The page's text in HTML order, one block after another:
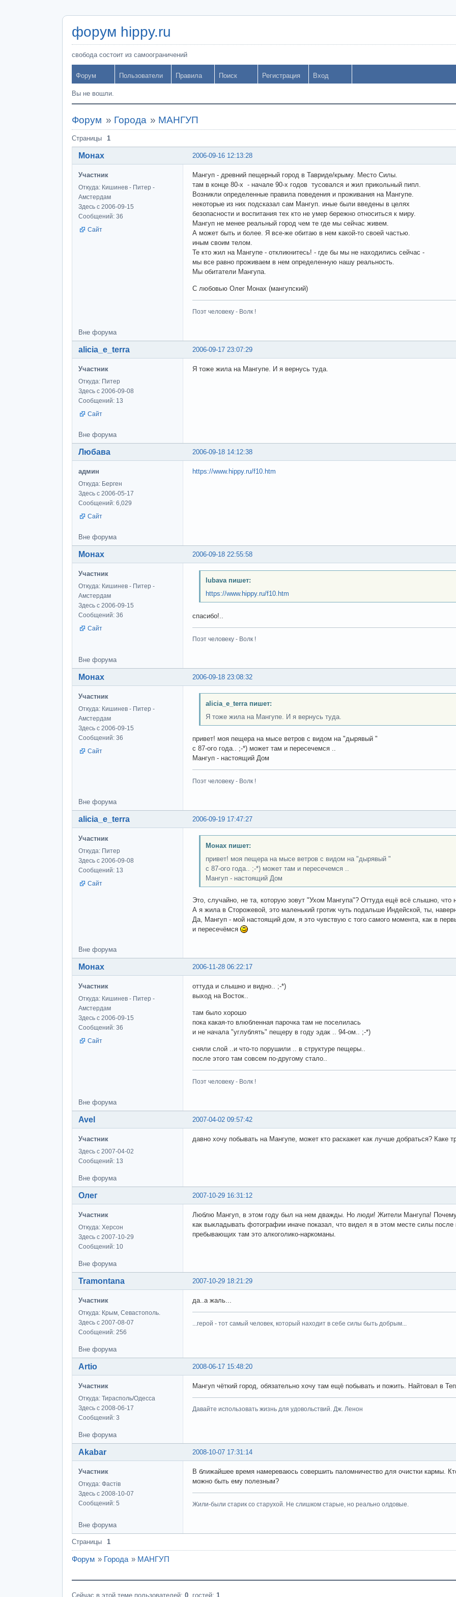
форум hippy.ru
свобода состоит из самоограничений
Форум Пользователи Правила Поиск Регистрация Вход
Вы не вошли.
Форум » Города » МАНГУП
Страницы 1
2006-09-16 12:13:28
Монах
Участник
Откуда: Кишинев - Питер -
Амстердам
Здесь с 2006-09-15
Сообщений: 36
Сайт
Мангуп - древний пещерный город в Тавриде/крыму. Место Силы.
там в конце 80-х - начале 90-х годов тусовался и жил прикольный пипл.
Возникли определенные правила поведения и проживания на Мангупе.
некоторые из них подсказал сам Мангуп. иные были введены в целях
безопасности и воспитания тех кто не умер бережно относиться к миру.
Мангуп не менее реальный город чем те где мы сейчас живем.
А может быть и более. Я все-же обитаю в нем какой-то своей частью.
иным своим телом.
Те кто жил на Мангупе - откликнитесь! - где бы мы не находились сейчас -
мы все равно проживаем в нем определенную нашу реальность.
Мы обитатели Мангупа.
С любовью Олег Монах (мангупский)
Поэт человеку - Волк !
Вне форума
2006-09-17 23:07:29
alicia_e_terra
Участник
Откуда: Питер
Здесь с 2006-09-08
Сообщений: 13
Сайт
Я тоже жила на Мангупе. И я вернусь туда.
Вне форума
2006-09-18 14:12:38
Любава
админ
Откуда: Берген
Здесь с 2006-05-17
Сообщений: 6,029
Сайт
https://www.hippy.ru/f10.htm
Вне форума
2006-09-18 22:55:58
Монах
Участник
Откуда: Кишинев - Питер -
Амстердам
Здесь с 2006-09-15
Сообщений: 36
Сайт
lubava пишет:
https://www.hippy.ru/f10.htm
спасибо!..
Поэт человеку - Волк !
Вне форума
2006-09-18 23:08:32
Монах
Участник
Откуда: Кишинев - Питер -
Амстердам
Здесь с 2006-09-15
Сообщений: 36
Сайт
alicia_e_terra пишет:
Я тоже жила на Мангупе. И я вернусь туда.
привет! моя пещера на мысе ветров с видом на "дырявый "
с 87-ого года.. ;-*) может там и пересечемся ..
Мангуп - настоящий Дом
Поэт человеку - Волк !
Вне форума
2006-09-19 17:47:27
alicia_e_terra
Участник
Откуда: Питер
Здесь с 2006-09-08
Сообщений: 13
Сайт
Монах пишет:
привет! моя пещера на мысе ветров с видом на "дырявый "
с 87-ого года.. ;-*) может там и пересечемся ..
Мангуп - настоящий Дом
Это, случайно, не та, которую зовут "Ухом Мангупа"? Оттуда ещё всё слышно, что
А я жила в Сторожевой, это маленький гротик чуть подальше Индейской, ты,
Да, Мангуп - мой настоящий дом, я это чувствую с того самого момента, как в
и пересечёмся
Вне форума
2006-11-28 06:22:17
Монах
Участник
Откуда: Кишинев - Питер -
Амстердам
Здесь с 2006-09-15
Сообщений: 36
Сайт
оттуда и слышно и видно.. ;-*)
выход на Восток..
там было хорошо
пока какая-то влюбленная парочка там не поселилась
и не начала "углублять" пещеру в году эдак .. 94-ом.. ;-*)
сняли слой ..и что-то порушили .. в структуре пещеры..
после этого там совсем по-другому стало..
Поэт человеку - Волк !
Вне форума
2007-04-02 09:57:42
Avel
Участник
Здесь с 2007-04-02
Сообщений: 13
давно хочу побывать на Мангупе, может кто раскажет как лучше добраться? Каке
Вне форума
2007-10-29 16:31:12
Олег
Участник
Откуда: Херсон
Здесь с 2007-10-29
Сообщений: 10
Люблю Мангуп, в этом году был на нем дважды. Но люди! Жители Мангупа!
как выкладывать фотографии иначе показал, что видел я в этом месте силы
пребывающих там это алкоголико-наркоманы.
Вне форума
2007-10-29 18:21:29
Tramontana
Участник
Откуда: Крым, Севастополь.
Здесь с 2007-08-07
Сообщений: 256
да..а жаль...
...герой - тот самый человек, который находит в себе силы быть добрым...
Вне форума
2008-06-17 15:48:20
Artio
Участник
Откуда: Тирасполь/Одесса
Здесь с 2008-06-17
Сообщений: 3
Мангуп чёткий город, обязательно хочу там ещё побывать и пожить. Найтовал в
Давайте использовать жизнь для удовольствий. Дж. Ленон
Вне форума
2008-10-07 17:31:14
Akabar
Участник
Откуда: Фастів
Здесь с 2008-10-07
Сообщений: 5
В ближайшее время намереваюсь совершить паломничество для очистки кармы.
можно быть ему полезным?
Жили-были старик со старухой. Не слишком старые, но реально олдовые.
Вне форума
Страницы 1
Форум » Города » МАНГУП
Сейчас в этой теме пользователей: 0 , гостей: 1